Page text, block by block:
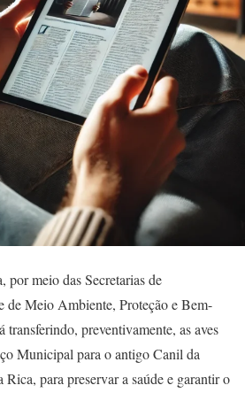
por meio das Secretarias de
Meio Ambiente, Proteção e Bem-
transferindo, preventivamente, as aves
Municipal para o antigo Canil da
para preservar a saúde e garantir o